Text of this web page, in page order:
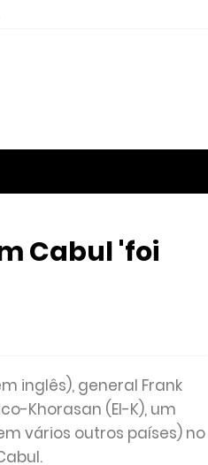
Cabul 'foi
inglês), general Frank
Khorasan (EI-K), um
vários outros países) no